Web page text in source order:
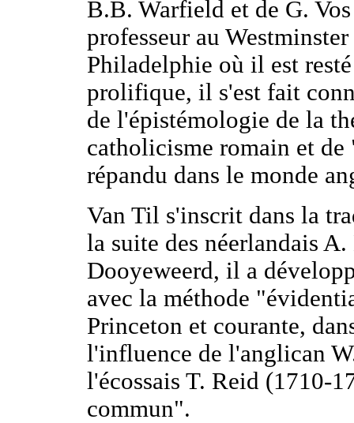
B.B. Warfield et de G.
professeur au
Philadelphie où il est
prolifique, il s'est fait
de l'épistémologie de la
catholicisme romain et
répandu dans le monde
Van Til s'inscrit dans la
la suite des néerlandais
Dooyeweerd, il a
avec la méthode
Princeton et courante,
l'influence de l'anglican
l'écossais T. Reid (1710-
commun".